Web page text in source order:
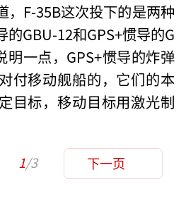
，F-35B这次投下的是两种
GBU-12和GPS+惯导的G
明一点，GPS+惯导的炸弹
付移动舰船的，它们的本
目标，移动目标用激光制
1/3 下一页